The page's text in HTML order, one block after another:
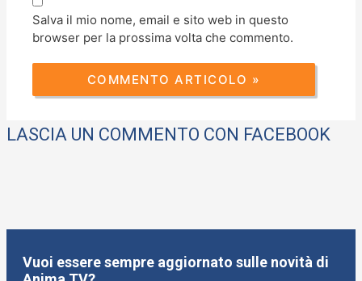
Salva il mio nome, email e sito web in questo
browser per la prossima volta che commento.
LASCIA UN COMMENTO CON FACEBOOK
Vuoi essere sempre aggiornato sulle novità di